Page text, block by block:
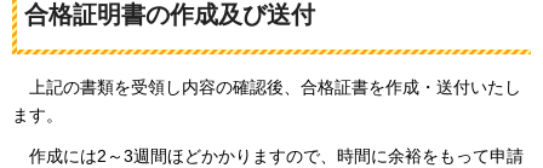
合格証明書の作成及び送付
上記の書類を受領し内容の確認後、合格証書を作成・送付いたし
ます。
作成には2～3週間ほどかかりますので、時間に余裕をもって申請